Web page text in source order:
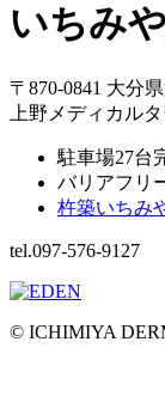
いちみ
〒870-0841 大分
上野メディカル
駐車場27台
バリアフリ
杵築いちみ
tel.097-576-9127
© ICHIMIYA